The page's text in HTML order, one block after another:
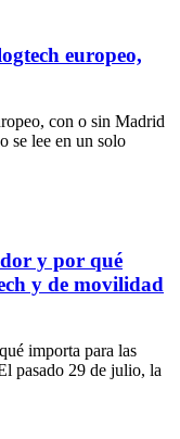
europeo,
con o sin Madrid
se lee en un solo
y por qué
y de movilidad
importa para las
pasado 29 de julio, la